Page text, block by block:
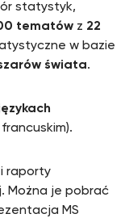
statystyk,
tematów z 22
w bazie
świata.
raporty
Można je pobrać
MS